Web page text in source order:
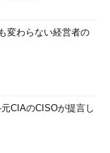
変わらない経営者の
CIAのCISOが提言し